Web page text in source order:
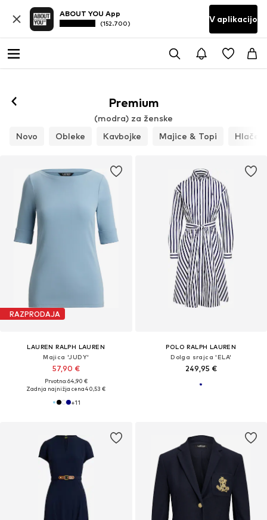
ABOUT YOU App
(152.700) V aplikacijo
Premium
(modra) za ženske
Novo
Obleke Kavbojke Majice & Topi Hlače
RAZPRODAJA
LAUREN RALPH LAUREN
Majica 'JUDY'
57,90 €
Prvotno: 64,90 €
Zadnja najnižja cena40,53 €
+11
POLO RALPH LAUREN
Dolga srajca 'ELA'
249,95 €